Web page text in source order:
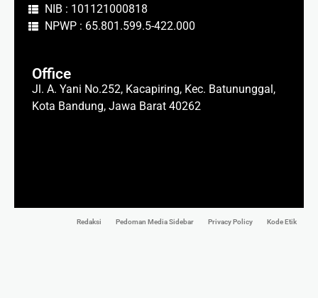
NIB : 101121000818
NPWP : 65.801.599.5-422.000
Office
Jl. A. Yani No.252, Kacapiring, Kec. Batununggal,
Kota Bandung, Jawa Barat 40262
Redaksi Pedoman Media Sidebar Privacy Policy Kode Etik